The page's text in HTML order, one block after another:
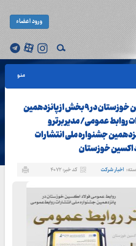
ورود اعضاء
منو
درخشش فولاد اکسین خوزستان در ۹ بخش از پانزدهمین
روابط عمومی/ مدیر برتر و
جشنواره ملی انتشارات
اکسین خوزستان
اخبار شرکت کد خبر: ۴۰۷۲